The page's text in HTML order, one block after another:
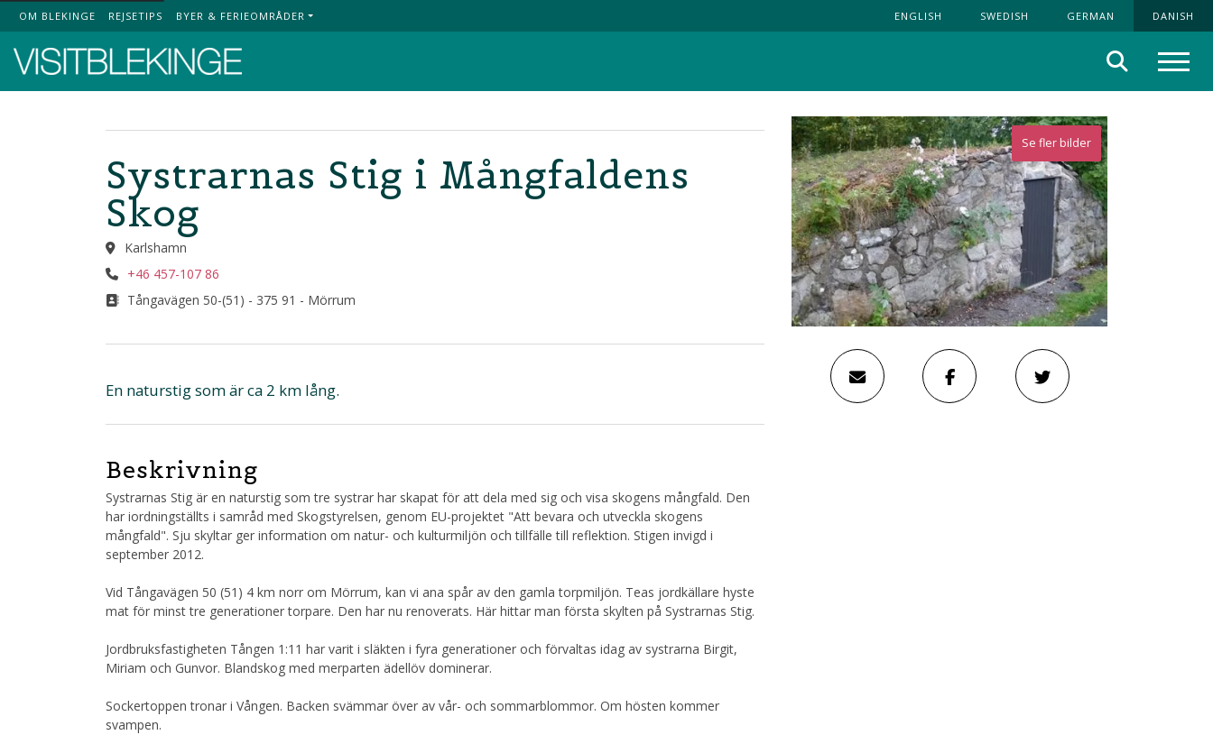
Top Menu
OM BLEKINGE REJSETIPS BYER & FERIEOMRÅDER ENGLISH SWEDISH GERMAN DANISH
Søg
Se fler bilder
Systrarnas Stig i Mångfaldens
Skog
Karlshamn
+46 457-107 86
Tångavägen 50-(51) - 375 91 - Mörrum
En naturstig som är ca 2 km lång.
Beskrivning
Systrarnas Stig är en naturstig som tre systrar har skapat för att dela med sig och visa skogens mångfald. Den
har iordningställts i samråd med Skogstyrelsen, genom EU-projektet "Att bevara och utveckla skogens
mångfald". Sju skyltar ger information om natur- och kulturmiljön och tillfälle till reflektion. Stigen invigd i
september 2012.
Vid Tångavägen 50 (51) 4 km norr om Mörrum, kan vi ana spår av den gamla torpmiljön. Teas jordkällare hyste
mat för minst tre generationer torpare. Den har nu renoverats. Här hittar man första skylten på Systrarnas Stig.
Jordbruksfastigheten Tången 1:11 har varit i släkten i fyra generationer och förvaltas idag av systrarna Birgit,
Miriam och Gunvor. Blandskog med merparten ädellöv dominerar.
Sockertoppen tronar i Vången. Backen svämmar över av vår- och sommarblommor. Om hösten kommer
svampen.